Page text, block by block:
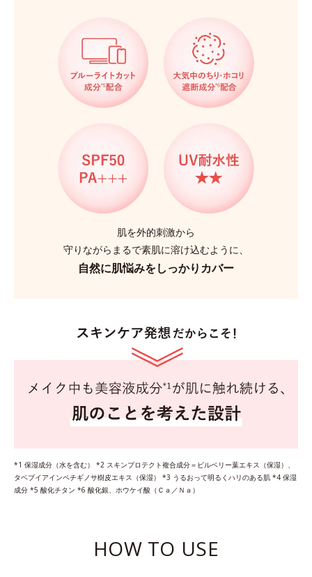
肌を外的刺激から
守りながらまるで素肌に溶け込むように、
自然に肌悩みをしっかりカバー
*1 保湿成分（水を含む） *2 スキンプロテクト複合成分＝ビルベリー葉エキス（保湿）、
タベブイアインペチギノサ樹皮エキス（保湿） *3 うるおって明るくハリのある肌 *4 保湿
成分 *5 酸化チタン *6 酸化銀、ホウケイ酸（Ｃａ／Ｎａ）
HOW TO USE